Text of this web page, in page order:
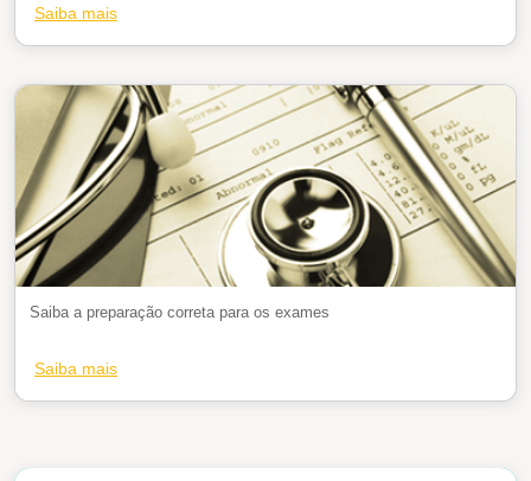
Saiba mais
Saiba a preparação correta para os exames
Saiba mais